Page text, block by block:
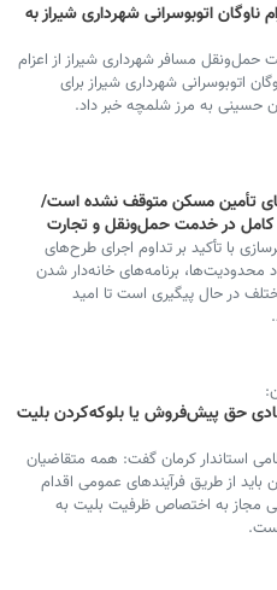
ناوگان اتوبوسرانی شهرداری شیراز به
حمل‌ونقل مسافر شهرداری شیراز از اعزام
اتوبوسرانی شهرداری شیراز برای
حسینی به مرز شلمچه خبر داد.
تأمین مسکن متوقف نشده است/
کامل در خدمت حمل‌ونقل و تجارت
با تأکید بر تداوم اجرای طرح‌های
برنامه‌های خانه‌دار شدن
در حال پیگیری است تا امید
حق پیش‌فروش یا بلوکه‌کردن بلیت
استاندار کرمان گفت: همه متقاضیان
باید از طریق فرآیندهای عمومی اقدام
مجاز به اختصاص ظرفیت بلیت به